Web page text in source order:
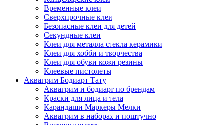
Временные клеи
Сверхпрочные клеи
Безопасные клеи для детей
Секундные клеи
Клеи для металла стекла керамики
Клеи для хобби и творчества
Клеи для обуви кожи резины
Клеевые пистолеты
Аквагрим Бодиарт Тату
Аквагрим и бодиарт по брендам
Краски для лица и тела
Карандаши Маркеры Мелки
Аквагрим в наборах и поштучно